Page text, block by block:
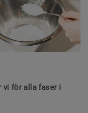
vi för alla faser i